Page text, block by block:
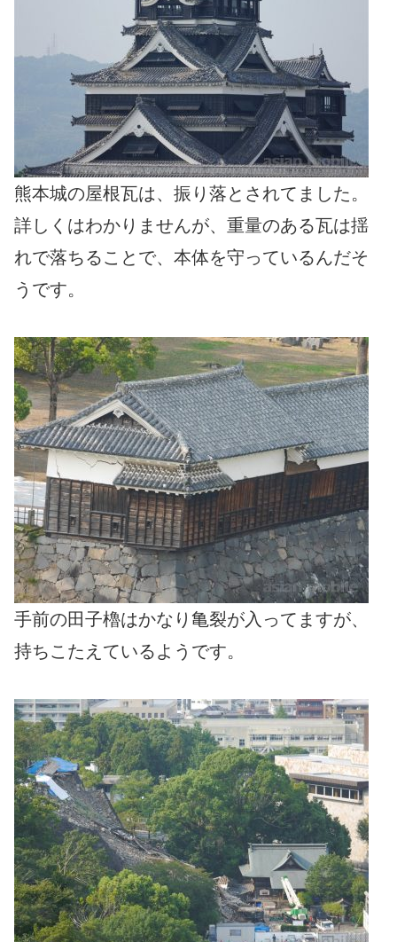
熊本城の屋根瓦は、振り落とされてました。
詳しくはわかりませんが、重量のある瓦は揺
れで落ちることで、本体を守っているんだそ
うです。
手前の田子櫓はかなり亀裂が入ってますが、
持ちこたえているようです。